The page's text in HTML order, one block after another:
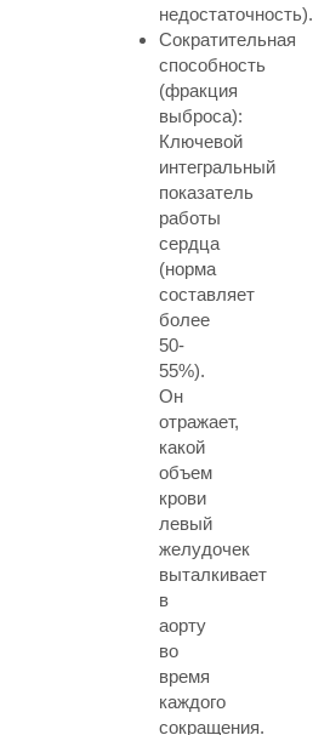
недостаточность).
Сократительная
способность
(фракция
выброса):
Ключевой
интегральный
показатель
работы
сердца
(норма
составляет
более
50-
55%).
Он
отражает,
какой
объем
крови
левый
желудочек
выталкивает
в
аорту
во
время
каждого
сокращения.